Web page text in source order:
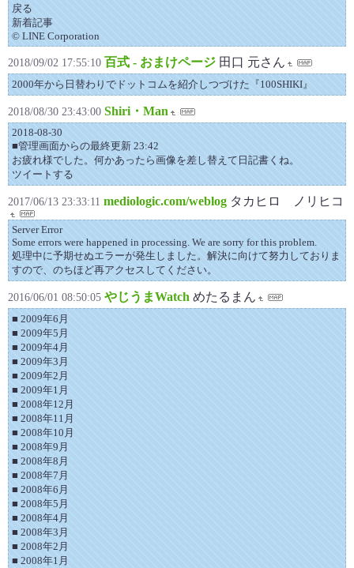
戻る
新着記事
© LINE Corporation
2018/09/02 17:55:10 百式 - おまけページ 田口 元さん
2000年から日替わりでドットコムを紹介しつづけた『100SHIKI』
2018/08/30 23:43:00 Shiri・Man
2018-08-30
■管理画面からの最終更新 23:42
お疲れ様でした。何かあったら画像を差し替えて日記書くね。
ツイートする
2017/06/13 23:33:11 mediologic.com/weblog タカヒロ ノリヒコ
Server Error
Some errors were happened in processing. We are sorry for this problem.
処理中に予期せぬエラーが発生しました。解決に向けて努力しておりま
すので、のちほど再アクセスしてください。
2016/06/01 08:50:05 やじうまWatch めたるまん
■ 2009年6月
■ 2009年5月
■ 2009年4月
■ 2009年3月
■ 2009年2月
■ 2009年1月
■ 2008年12月
■ 2008年11月
■ 2008年10月
■ 2008年9月
■ 2008年8月
■ 2008年7月
■ 2008年6月
■ 2008年5月
■ 2008年4月
■ 2008年3月
■ 2008年2月
■ 2008年1月